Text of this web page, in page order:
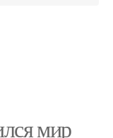
мир